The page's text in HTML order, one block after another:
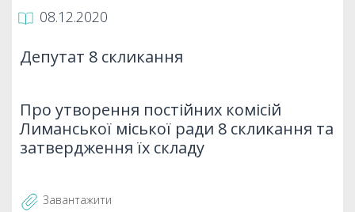
08.12.2020
Депутат 8 скликання
Про утворення постійних комісій
Лиманської міської ради 8 скликання та
затвердження їх складу
Завантажити